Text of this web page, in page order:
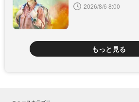
2026/8/6 8:00
もっと見る